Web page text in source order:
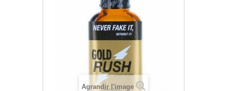
Agrandir l'image